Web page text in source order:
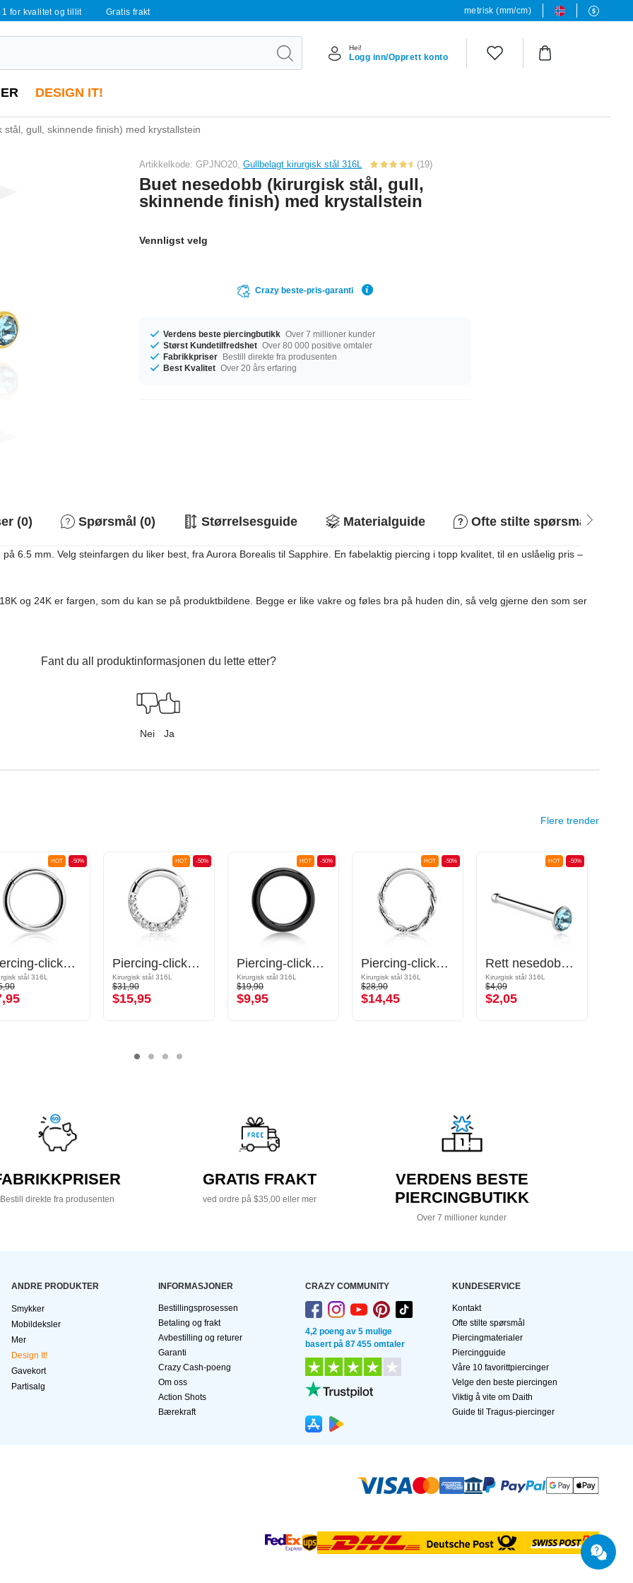
1 for kvalitet og tillit Gratis frakt metrisk (mm/cm)
Hei!
Logg inn/Opprett konto
DESIGN IT!
stål, gull, skinnende finish) med krystallstein
Artikkelkode: GPJNO20,Gullbelagt kirurgisk stål 316L (19)
Buet nesedobb (kirurgisk stål, gull,
skinnende finish) med krystallstein
Vennligst velg
Crazy beste-pris-garanti
Verdens beste piercingbutikk Over 7 millioner kunder
Størst Kundetilfredshet Over 80 000 positive omtaler
Fabrikkpriser Bestill direkte fra produsenten
Best Kvalitet Over 20 års erfaring
(0) Spørsmål (0) Størrelsesguide Materialguide Ofte stilte spørsmål
6.5 mm. Velg steinfargen du liker best, fra Aurora Borealis til Sapphire. En fabelaktig piercing i topp kvalitet, til en uslåelig pris –
og 24K er fargen, som du kan se på produktbildene. Begge er like vakre og føles bra på huden din, så velg gjerne den som ser
Fant du all produktinformasjonen du lette etter?
Nei Ja
Flere trender
-50%
HOT
Piercing-clicker (kirurgisk stål, sølv, skinnende finish)
stål 316L
-50%
HOT
Piercing-clicker (kirurgisk stål, sølv, skinnende finish) med krystallsteiner
Kirurgisk stål 316L
$31,90
$15,95
-50%
HOT
Piercing-clicker (kirurgisk stål, svart, skinnende finish)
Kirurgisk stål 316L
$19,90
$9,95
-50%
HOT
Piercing-clicker (kirurgisk stål, sølv, skinnende finish)
Kirurgisk stål 316L
$28,90
$14,45
-50%
HOT
Rett nesedobb (kirurgisk stål, sølv, skinnende finish) med krystallstein
Kirurgisk stål 316L
$4,09
$2,05
Bestill direkte fra produsenten
GRATIS FRAKT
ved ordre på $35,00 eller mer
VERDENS BESTE
PIERCINGBUTIKK
Over 7 millioner kunder
ANDRE PRODUKTER
Smykker
Mobildeksler
Mer
Design It!
Gavekort
Partisalg
INFORMASJONER
Bestillingsprosessen
Betaling og frakt
Avbestilling og returer
Garanti
Crazy Cash-poeng
Om oss
Action Shots
Bærekraft
CRAZY COMMUNITY
4,2 poeng av 5 mulige
basert på 87 455 omtaler
KUNDESERVICE
Kontakt
Ofte stilte spørsmål
Piercingmaterialer
Piercingguide
Våre 10 favorittpiercinger
Velge den beste piercingen
Viktig å vite om Daith
Guide til Tragus-piercinger